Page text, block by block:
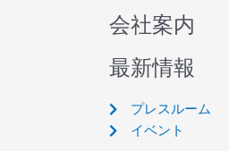
会社案内
最新情報
プレスルーム
イベント